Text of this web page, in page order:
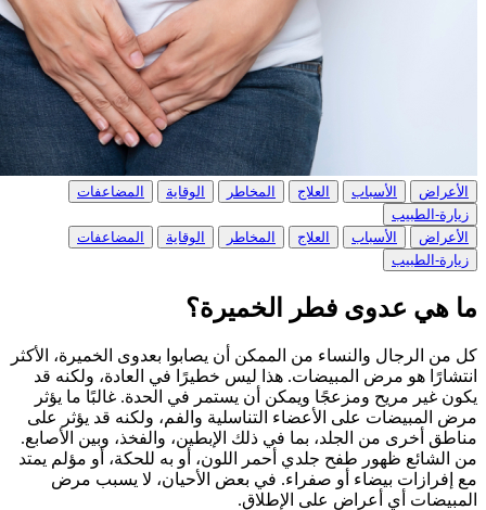
الأعراض الأسباب العلاج المخاطر الوقاية
المضاعفات
زيارة-الطبيب
الأعراض
الأسباب العلاج المخاطر الوقاية
المضاعفات
زيارة-الطبيب
ما هي عدوى فطر الخميرة؟
كل من الرجال والنساء من الممكن أن يصابوا بعدوى الخميرة، الأكثر
انتشارًا هو مرض المبيضات. هذا ليس خطيرًا في العادة، ولكنه قد
يكون غير مريح ومزعجًا ويمكن أن يستمر في الحدة. غالبًا ما يؤثر
مرض المبيضات على الأعضاء التناسلية والفم، ولكنه قد يؤثر على
مناطق أخرى من الجلد، بما في ذلك الإبطين، والفخذ، وبين الأصابع.
من الشائع ظهور طفح جلدي أحمر اللون، أو به للحكة، أو مؤلم يمتد
مع إفرازات بيضاء أو صفراء. في بعض الأحيان، لا يسبب مرض
المبيضات أي أعراض على الإطلاق.